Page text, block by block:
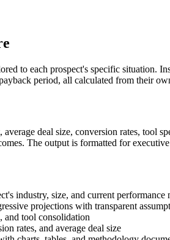
to each prospect's specific situation.
period, all calculated from their
deal size, conversion rates, tool
The output is formatted for
industry, size, and current performance
projections with transparent
and tool consolidation
rates, and average deal size